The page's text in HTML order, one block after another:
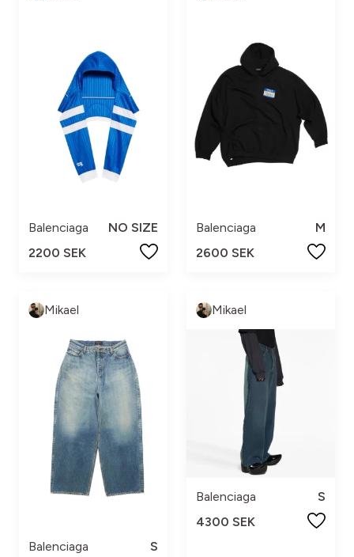
Balenciaga
NO SIZE
2200 SEK
Balenciaga
M
2600 SEK
Mikael
Balenciaga
S
Mikael
Balenciaga
S
4300 SEK